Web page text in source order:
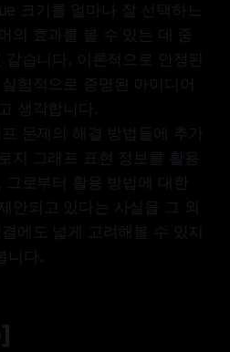
크기를 얼마나 잘 선택하느
의 효과를 볼 수 있는 데 중
같습니다. 이론적으로 안정된
험적으로 증명된 아이디어
생각합니다.
문제의 해결 방법들에 추가
지 그래프 표현 정보를 활용
그로부터 활용 방법에 대한
안되고 있다는 사실을 그 외
에도 넓게 고려해볼 수 있지
니다.